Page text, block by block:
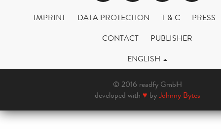
IMPRINT DATA PROTECTION T & C
PRESS
CONTACT
PUBLISHER
ENGLISH
© 2016 readfy GmbH
developed with ♥ byJohnny Bytes